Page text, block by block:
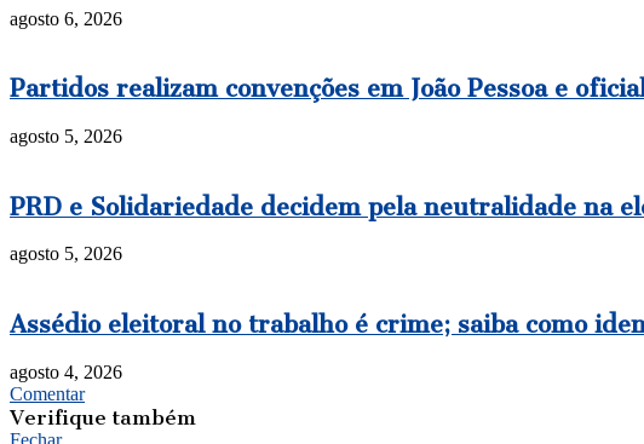
agosto 6, 2026
Partidos realizam convenções em João Pessoa e
agosto 5, 2026
PRD e Solidariedade decidem pela neutralidade na
agosto 5, 2026
Assédio eleitoral no trabalho é crime; saiba como
agosto 4, 2026
Comentar
Verifique também
Fechar